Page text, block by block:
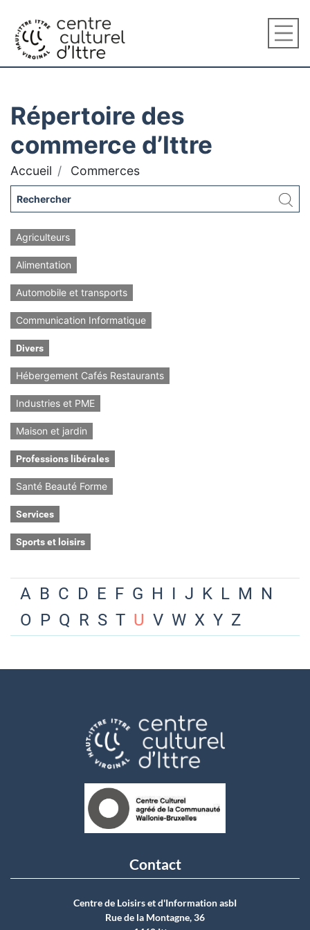
Répertoire des
commerce d’Ittre
Accueil Commerces
Agriculteurs
Alimentation
Automobile et transports
Communication Informatique
Divers
Hébergement Cafés Restaurants
Industries et PME
Maison et jardin
Professions libérales
Santé Beauté Forme
Services
Sports et loisirs
A B C D E F G H I J K L M N
O P Q R S T U V W X Y Z
Contact
Centre de Loisirs et d'Information asbI
Rue de la Montagne, 36